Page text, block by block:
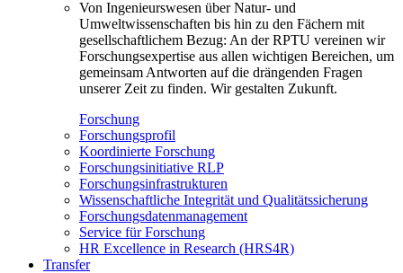
Von Ingenieurswesen über Natur- und
Umweltwissenschaften bis hin zu den Fächern mit
gesellschaftlichem Bezug: An der RPTU vereinen wir
Forschungsexpertise aus allen wichtigen Bereichen, um
gemeinsam Antworten auf die drängenden Fragen
unserer Zeit zu finden. Wir gestalten Zukunft.
Forschung
Forschungsprofil
Koordinierte Forschung
Forschungsinitiative RLP
Forschungsinfrastrukturen
Wissenschaftliche Integrität und Qualitätssicherung
Forschungsdatenmanagement
Service für Forschung
HR Excellence in Research (HRS4R)
Transfer